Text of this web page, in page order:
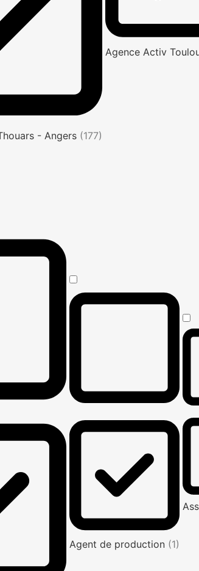
- Angers (177)
Agence Activ
Agent de production (1)